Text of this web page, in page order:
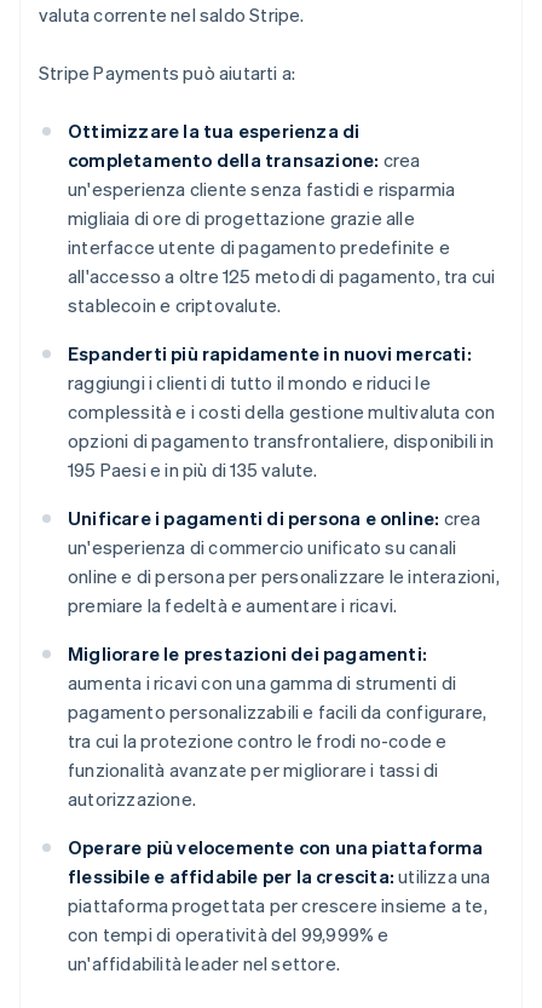
valuta corrente nel saldo Stripe.
Stripe Payments può aiutarti a:
Ottimizzare la tua esperienza di
completamento della transazione: crea
un'esperienza cliente senza fastidi e risparmia
migliaia di ore di progettazione grazie alle
interfacce utente di pagamento predefinite e
all'accesso a oltre 125 metodi di pagamento, tra cui
stablecoin e criptovalute.
Espanderti più rapidamente in nuovi mercati:
raggiungi i clienti di tutto il mondo e riduci le
complessità e i costi della gestione multivaluta con
opzioni di pagamento transfrontaliere, disponibili in
195 Paesi e in più di 135 valute.
Unificare i pagamenti di persona e online: crea
un'esperienza di commercio unificato su canali
online e di persona per personalizzare le interazioni,
premiare la fedeltà e aumentare i ricavi.
Migliorare le prestazioni dei pagamenti:
aumenta i ricavi con una gamma di strumenti di
pagamento personalizzabili e facili da configurare,
tra cui la protezione contro le frodi no-code e
funzionalità avanzate per migliorare i tassi di
autorizzazione.
Operare più velocemente con una piattaforma
flessibile e affidabile per la crescita: utilizza una
piattaforma progettata per crescere insieme a te,
con tempi di operatività del 99,999% e
un'affidabilità leader nel settore.